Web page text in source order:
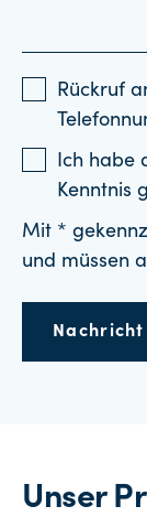
Rückruf
Ich habe
Kenntnis
Mit *
und müssen
Unser